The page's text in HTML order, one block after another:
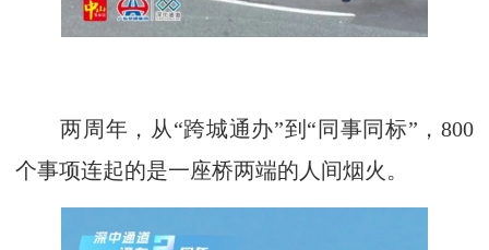
两周年，从“跨城通办”到“同事同标”，800
个事项连起的是一座桥两端的人间烟火。